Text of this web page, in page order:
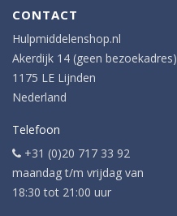
CONTACT
Hulpmiddelenshop.nl
Akerdijk 14 (geen bezoekadres)
1175 LE Lijnden
Nederland
Telefoon
+31 (0)20 717 33 92
maandag t/m vrijdag van
18:30 tot 21:00 uur